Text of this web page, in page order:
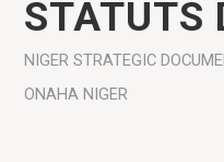
STATUTS
NIGER STRATEGIC
ONAHA NIGER